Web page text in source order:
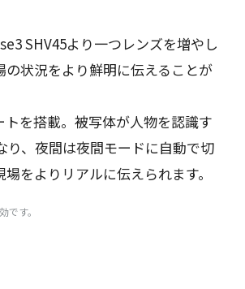
SHV45より一つ レンズを増やし
の状況をより鮮明に伝えることが
トを搭載。 被写体が人物を認識す
、 夜間は夜間モードに自動で切
場をより リアルに伝えられます。
す。